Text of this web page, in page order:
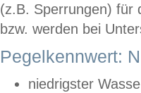
(z.B. Sperrungen) für
bzw. werden bei
Pegelkennwert:
niedrigster